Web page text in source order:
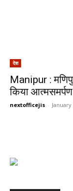
देश
Manipur :
किया आत्मसमर्पण
nextofficejis - January